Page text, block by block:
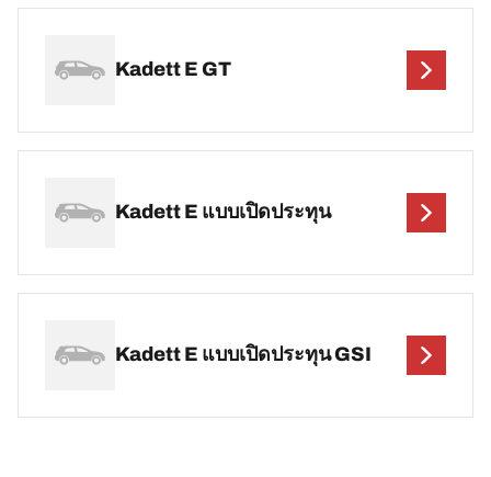
Kadett E GT
Kadett E แบบเปิดประทุน
Kadett E แบบเปิดประทุน GSI